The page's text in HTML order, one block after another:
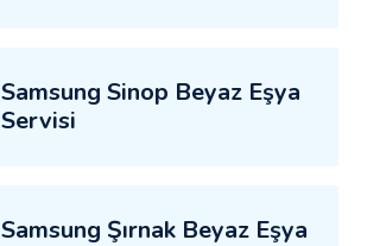
Samsung Sinop Beyaz Eşya
Servisi
Samsung Şırnak Beyaz Eşya